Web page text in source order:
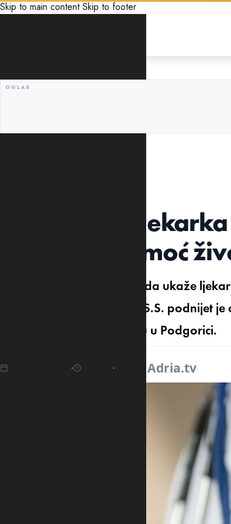
Skip to main content Skip to footer
Podgorica:
da ukaže pomoć
Zbog sumnje da je odbila da ukaže
opasnosti, protiv ljekarke S.S. podnijet
državnog tužilaštva (ODT) u Podgorici.
Adria.tv